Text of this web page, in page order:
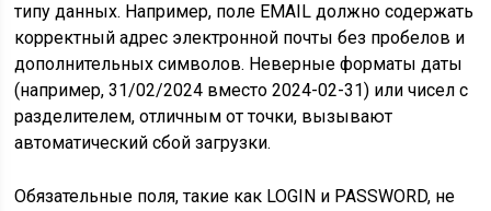
типу данных. Например, поле EMAIL должно содержать
корректный адрес электронной почты без пробелов и
дополнительных символов. Неверные форматы даты
(например, 31/02/2024 вместо 2024-02-31) или чисел с
разделителем, отличным от точки, вызывают
автоматический сбой загрузки.
Обязательные поля, такие как LOGIN и PASSWORD, не